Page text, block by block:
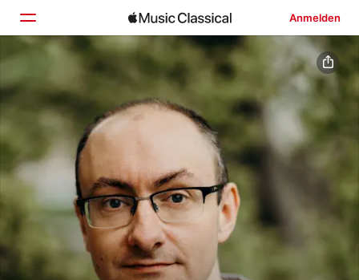
Anmelden
Startseite
Entdecken
Suchen